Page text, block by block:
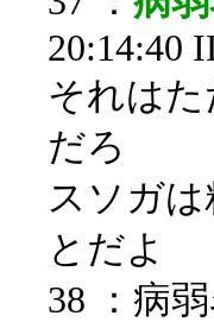
20:14:40
それは
だろ
スソガ
とだよ
38 ：病